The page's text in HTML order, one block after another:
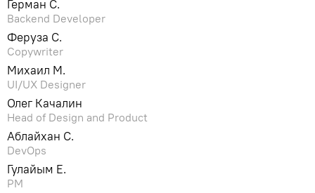
Герман С.
Backend Developer
Феруза С.
Сopywriter
Михаил М.
UI/UX Designer
Олег Качалин
Head of Design and Product
Аблайхан С.
DevOps
Гулайым Е.
PM